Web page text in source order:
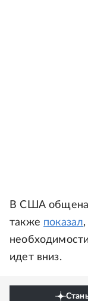
В США
также показал
идет вниз.